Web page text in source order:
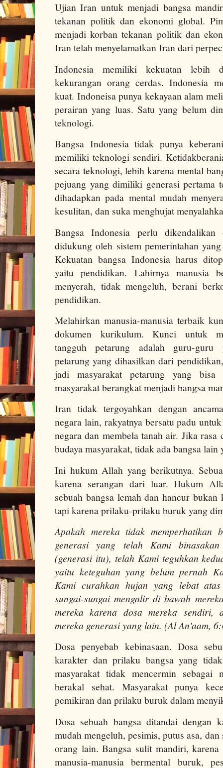
Ujian Iran untuk menjadi bangsa
tekanan politik dan ekonomi global.
menjadi korban tekanan politik dan
Iran telah menyelamatkan Iran dari
Indonesia memiliki kekuatan lebih
kekurangan orang cerdas. Indonesia
kuat. Indoneisa punya kekayaan alam
perairan yang luas. Satu yang belum
teknologi.
Bangsa Indonesia tidak punya
memiliki teknologi sendiri.
secara teknologi, lebih karena mental
pejuang yang dimiliki generasi pertama
dihadapkan pada mental mudah
kesulitan, dan suka menghujat
Bangsa Indonesia perlu
didukung oleh sistem pemerintahan
Kekuatan bangsa Indonesia harus
yaitu pendidikan. Lahirnya manusia
menyerah, tidak mengeluh, berani
pendidikan.
Melahirkan manusia-manusia terbaik
dokumen kurikulum. Kunci untuk
tangguh petarung adalah guru-guru
petarung yang dihasilkan dari
jadi masyarakat petarung yang bisa
masyarakat berangkat menjadi bangsa
Iran tidak tergoyahkan dengan
negara lain, rakyatnya bersatu padu
negara dan membela tanah air. Jika
budaya masyarakat, tidak ada bangsa
Ini hukum Allah yang berikutnya.
karena serangan dari luar. Hukum
sebuah bangsa lemah dan hancur
tapi karena prilaku-prilaku buruk yang
Apakah mereka tidak memperhatikan
generasi yang telah Kami
(generasi itu), telah Kami teguhkan
yaitu keteguhan yang belum pernah
Kami curahkan hujan yang lebat
sungai-sungai mengalir di bawah
mereka karena dosa mereka sendiri,
mereka generasi yang lain. (Al An'aam,
Dosa penyebab kebinasaan. Dosa
karakter dan prilaku bangsa yang
masyarakat tidak mencermin sebagai
berakal sehat. Masyarakat punya
pemikiran dan prilaku buruk dalam
Dosa sebuah bangsa ditandai dengan
mudah mengeluh, pesimis, putus asa,
orang lain. Bangsa sulit mandiri,
manusia-manusia bermental buruk,